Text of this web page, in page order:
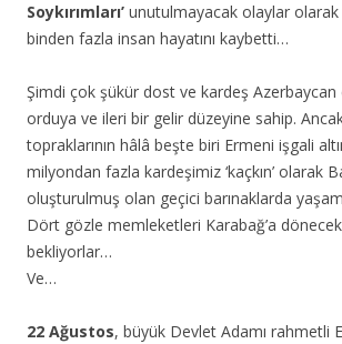
Soykırımları’ unutulmayacak olaylar
binden fazla insan hayatını kaybetti…
Şimdi çok şükür dost ve kardeş
orduya ve ileri bir gelir düzeyine sahip.
topraklarının hâlâ beşte biri Ermeni işgali
milyondan fazla kardeşimiz ‘kaçkın’ olarak
oluşturulmuş olan geçici barınaklarda
Dört gözle memleketleri Karabağ’a
bekliyorlar…
Ve…
22 Ağustos, büyük Devlet Adamı rahmetli